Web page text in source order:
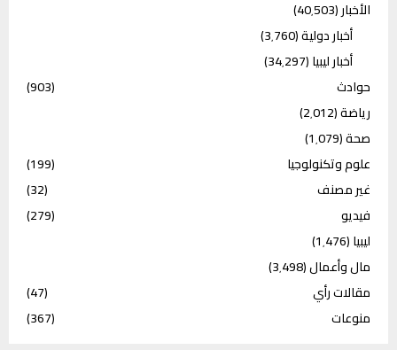
الأخبار(40٬503)
أخبار دولية(3٬760)
أخبار ليبيا(34٬297)
حوادث
(903)
رياضة(2٬012)
صحة(1٬079)
علوم وتكنولوجيا
(199)
غير مصنف
(32)
فيديو
(279)
ليبيا(1٬476)
مال وأعمال(3٬498)
مقالات رأي
(47)
منوعات
(367)